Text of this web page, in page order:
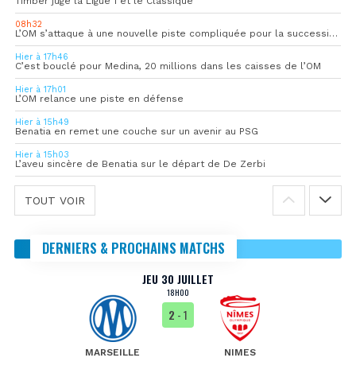
08h32
L’OM s’attaque à une nouvelle piste compliquée pour la succession de Rulli
Hier à 17h46
C’est bouclé pour Medina, 20 millions dans les caisses de l’OM
Hier à 17h01
L’OM relance une piste en défense
Hier à 15h49
Benatia en remet une couche sur un avenir au PSG
Hier à 15h03
L’aveu sincère de Benatia sur le départ de De Zerbi
TOUT VOIR
DERNIERS & PROCHAINS MATCHS
JEU 30 JUILLET
18H00
MARSEILLE
2 - 1
NIMES